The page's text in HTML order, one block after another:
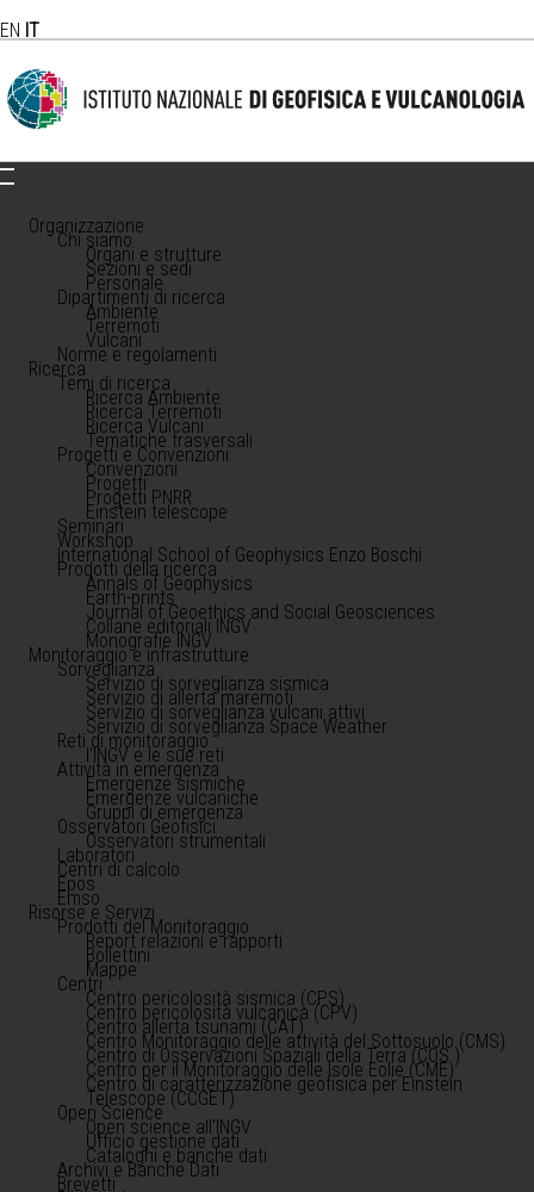
EN IT
Organizzazione
Chi siamo
Organi e strutture
Sezioni e sedi
Personale
Dipartimenti di ricerca
Ambiente
Terremoti
Vulcani
Norme e regolamenti
Ricerca
Temi di ricerca
Ricerca Ambiente
Ricerca Terremoti
Ricerca Vulcani
Tematiche trasversali
Progetti e Convenzioni
Convenzioni
Progetti
Progetti PNRR
Einstein telescope
Seminari
Workshop
International School of Geophysics Enzo Boschi
Prodotti della ricerca
Annals of Geophysics
Earth-prints
Journal of Geoethics and Social Geosciences
Collane editoriali INGV
Monografie INGV
Monitoraggio e infrastrutture
Sorveglianza
Servizio di sorveglianza sismica
Servizio di allerta maremoti
Servizio di sorveglianza vulcani attivi
Servizio di sorveglianza Space Weather
Reti di monitoraggio
l'INGV e le sue reti
Attività in emergenza
Emergenze sismiche
Emergenze vulcaniche
Gruppi di emergenza
Osservatori Geofisici
Osservatori strumentali
Laboratori
Centri di calcolo
Epos
Emso
Risorse e Servizi
Prodotti del Monitoraggio
Report relazioni e rapporti
Bollettini
Mappe
Centri
Centro pericolosità sismica (CPS)
Centro pericolosità vulcanica (CPV)
Centro allerta tsunami (CAT)
Centro Monitoraggio delle attività del Sottosuolo (CMS)
Centro di Osservazioni Spaziali della Terra (COS )
Centro per il Monitoraggio delle Isole Eolie (CME)
Centro di caratterizzazione geofisica per Einstein
Telescope (CCGET)
Open Science
Open science all'INGV
Ufficio gestione dati
Cataloghi e banche dati
Archivi e Banche Dati
Brevetti